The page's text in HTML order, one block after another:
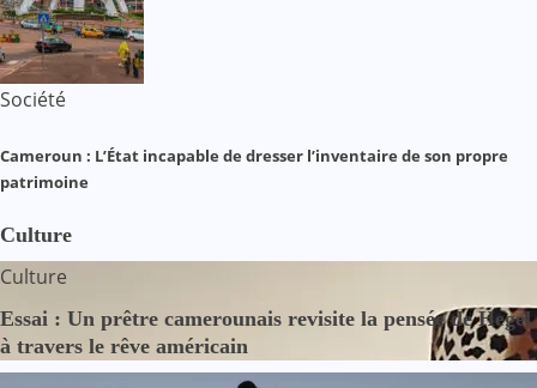
Société
Cameroun : L’État incapable de dresser l’inventaire de son propre
patrimoine
Culture
Culture
Essai : Un prêtre camerounais revisite la pensée de Hegel
à travers le rêve américain